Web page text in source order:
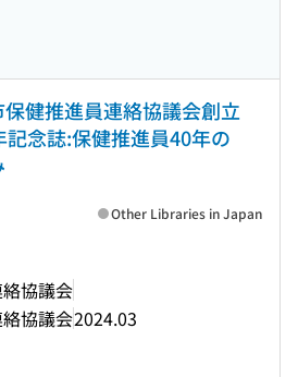
保健推進員連絡協議会創立
記念誌:保健推進員40年の
協議会
協議会2024.03
Other Libraries in Japan